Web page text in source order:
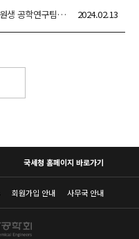
[여성위원회/WISET] 여대학원생 공학연구팀제 지원사업 안내 2024.02.13
국세청 홈페이지 바로가기
회원가입 안내 사무국 안내